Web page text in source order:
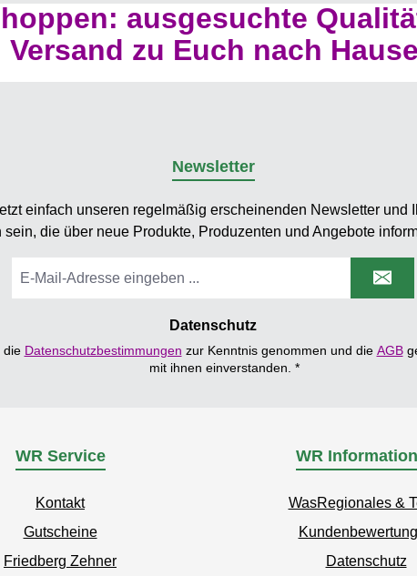
ausgesuchte
Versand zu Euch nach
Newsletter
einfach unseren regelmäßig erscheinenden Newsletter und
sein, die über neue Produkte, Produzenten und Angebote
Mail-
Datenschutz
die Datenschutzbestimmungen zur Kenntnis genommen und die AGB
mit ihnen einverstanden. *
WR Service
Kontakt
Gutscheine
Friedberg Zehner
WR
WasRegionales &
Datenschutz